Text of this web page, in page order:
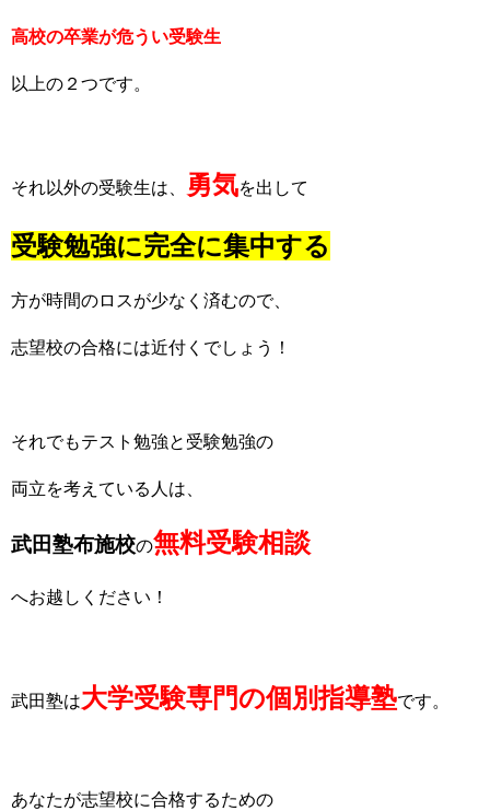
高校の卒業が危うい受験生
以上の２つです。
それ以外の受験生は、 勇気を出して
受験勉強に完全に集中する
方が時間のロスが少なく済むので、
志望校の合格には近付くでしょう！
それでもテスト勉強と受験勉強の
両立を考えている人は、
武田塾布施校の無料受験相談
へお越しください！
武田塾は大学受験専門の個別指導塾です。
あなたが志望校に合格するための